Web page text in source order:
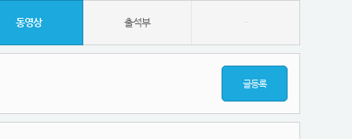
동영상 출석부 -
글등록